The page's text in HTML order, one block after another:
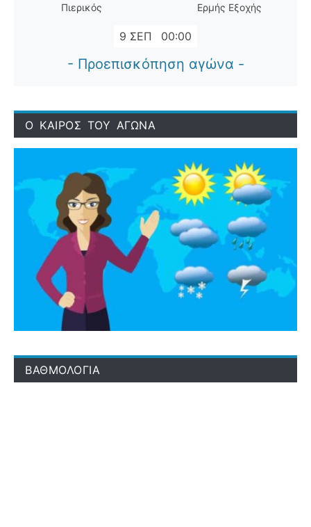
Πιερικός Ερμής Εξοχής
9 ΣΕΠ 00:00
- Προεπισκόπηση αγώνα -
Ο ΚΑΙΡΟΣ ΤΟΥ ΑΓΩΝΑ
ΒΑΘΜΟΛΟΓΙΑ